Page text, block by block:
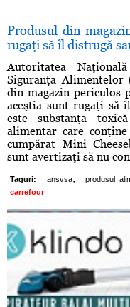
Produsul din
rugaţi să îl distrugă
Autoritatea
Siguranţa Alimentelor
din magazin periculos
aceştia sunt rugaţi să
este substanţa
alimentar care
cumpărat Mini
sunt avertizaţi să nu
Taguri: ansvsa, produsul
carrefour